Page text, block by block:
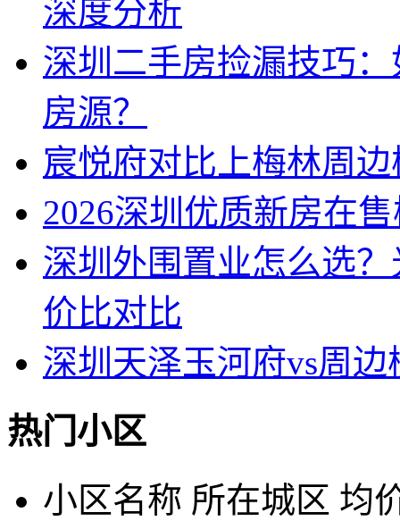
深度分析
深圳二手房捡漏技巧
房源？
宸悦府对比上梅林周
2026深圳优质新房在
深圳外围置业怎么选
价比对比
深圳天泽玉河府vs周
热门小区
小区名称 所在城区 均